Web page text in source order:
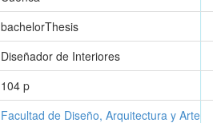
bachelorThesis
Diseñador de Interiores
104 p
Facultad de Diseño, Arquitectura y Arte